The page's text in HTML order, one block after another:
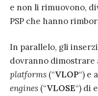
e non li rimuovono,
PSP che hanno
In parallelo, gli
dovranno dimostrare
platforms (“VLOP“) e
engines (“VLOSE“) di